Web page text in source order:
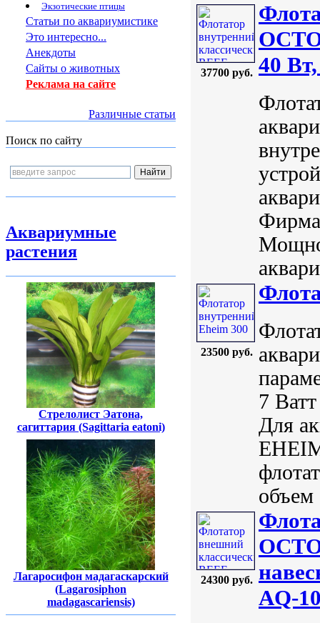
Экзотические птицы
Статьи по аквариумистике
Это интересно...
Анекдоты
Сайты о животных
Реклама на сайте
Различные статьи
Поиск по сайту
Аквариумные
растения
Стрелолист Эатона,
сагиттария (Sagittaria eatoni)
Лагаросифон мадагаскарский
(Lagarosiphon
madagascariensis)
37700 руб. 40
23500 руб.
7
Для
объем
24300 руб.
AQ-